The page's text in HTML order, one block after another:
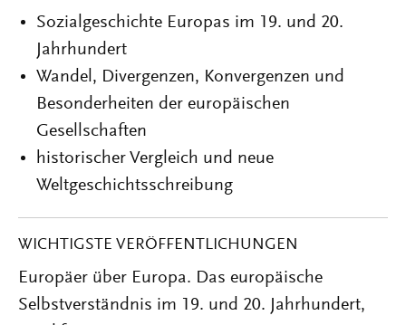
Sozialgeschichte Europas im 19. und 20.
Jahrhundert
Wandel, Divergenzen, Konvergenzen und
Besonderheiten der europäischen
Gesellschaften
historischer Vergleich und neue
Weltgeschichtsschreibung
WICHTIGSTE VERÖFFENTLICHUNGEN
Europäer über Europa. Das europäische
Selbstverständnis im 19. und 20. Jahrhundert,